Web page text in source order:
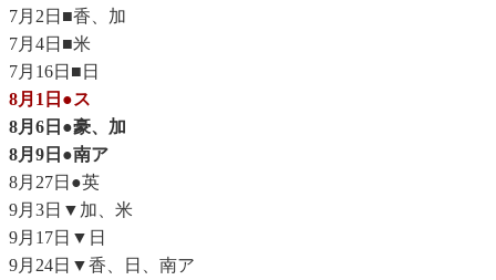
7月2日■香、加
7月4日■米
7月16日■日
8月1日●ス
8月6日●豪、加
8月9日●南ア
8月27日●英
9月3日▼加、米
9月17日▼日
9月24日▼香、日、南ア